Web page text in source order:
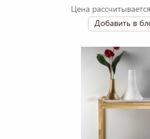
Цена
Добавить в